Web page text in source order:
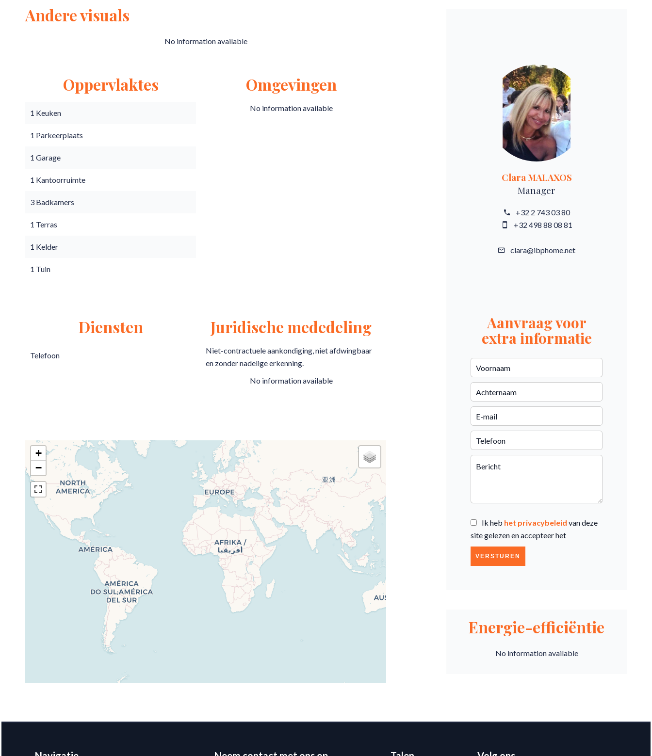
Andere visuals
No information available
Oppervlaktes
1 Keuken
1 Parkeerplaats
1 Garage
1 Kantoorruimte
3 Badkamers
1 Terras
1 Kelder
1 Tuin
Omgevingen
No information available
Diensten
Telefoon
Juridische mededeling
Niet-contractuele aankondiging, niet afdwingbaar
en zonder nadelige erkenning.
No information available
+
−
Clara MALAXOS
Manager
+32 2 743 03 80
+32 498 88 08 81
clara@ibphome.net
Aanvraag voor
extra informatie
Ik heb het privacybeleid van deze
site gelezen en accepteer het
VERSTUREN
Energie-efficiëntie
No information available